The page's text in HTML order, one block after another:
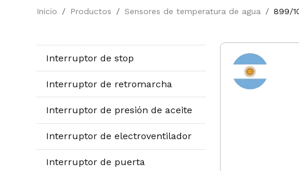
Inicio Productos Sensores de temperatura de agua 899/
Interruptor de stop
Interruptor de retromarcha
Interruptor de presión de aceite
Interruptor de electroventilador
Interruptor de puerta